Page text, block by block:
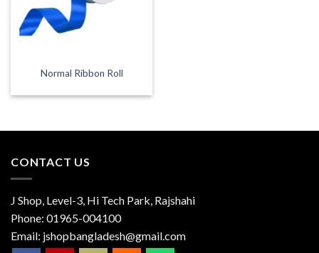
Normal Ribbon Roll
CONTACT US
J Shop, Level-3, Hi Tech Park, Rajshahi
Phone: 01965-004100
Email: jshopbangladesh@gmail.com